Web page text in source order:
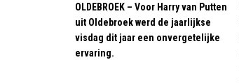
OLDEBROEK – Voor Harry van Putten
uit Oldebroek werd de jaarlijkse
visdag dit jaar een onvergetelijke
ervaring.